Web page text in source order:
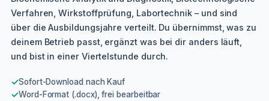
Verfahren, Wirkstoffprüfung, Labortechnik – und sind
über die Ausbildungsjahre verteilt. Du übernimmst, was zu
deinem Betrieb passt, ergänzt was bei dir anders läuft,
und bist in einer Viertelstunde durch.
✓Sofort-Download nach Kauf
✓Word-Format (.docx), frei bearbeitbar